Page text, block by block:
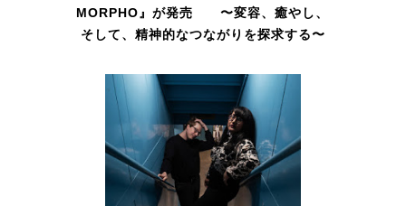
MORPHO』が発売 〜変容、癒やし、
そして、精神的なつながりを探求する〜